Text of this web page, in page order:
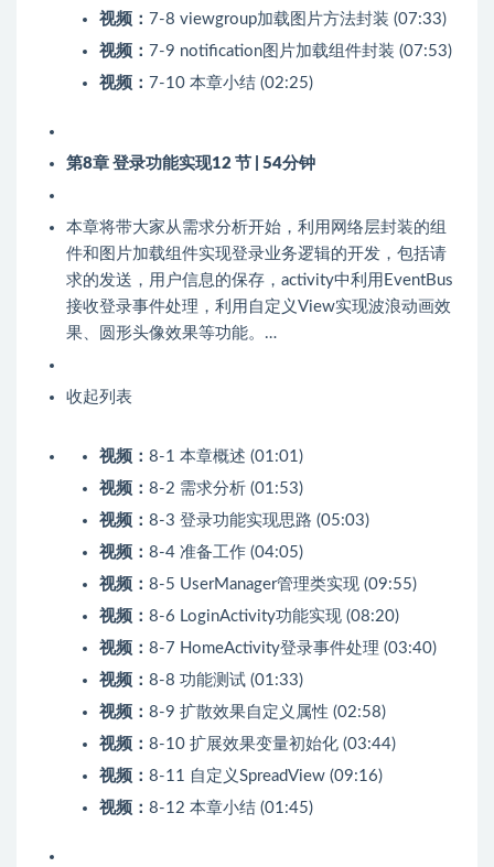
视频： 7-8 viewgroup加载图片方法封装 (07:33)
视频： 7-9 notification图片加载组件封装 (07:53)
视频： 7-10 本章小结 (02:25)
第8章 登录功能实现12 节 | 54分钟
本章将带大家从需求分析开始，利用网络层封装的组
件和图片加载组件实现登录业务逻辑的开发，包括请
求的发送，用户信息的保存，activity中利用EventBus
接收登录事件处理，利用自定义View实现波浪动画效
果、圆形头像效果等功能。…
收起列表
视频： 8-1 本章概述 (01:01)
视频： 8-2 需求分析 (01:53)
视频： 8-3 登录功能实现思路 (05:03)
视频： 8-4 准备工作 (04:05)
视频： 8-5 UserManager管理类实现 (09:55)
视频： 8-6 LoginActivity功能实现 (08:20)
视频： 8-7 HomeActivity登录事件处理 (03:40)
视频： 8-8 功能测试 (01:33)
视频： 8-9 扩散效果自定义属性 (02:58)
视频： 8-10 扩展效果变量初始化 (03:44)
视频： 8-11 自定义SpreadView (09:16)
视频： 8-12 本章小结 (01:45)